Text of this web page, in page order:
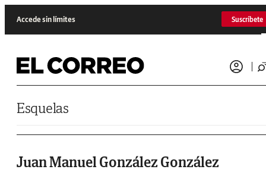
Accede sin límites Suscríbete
Esquelas
Juan Manuel González González